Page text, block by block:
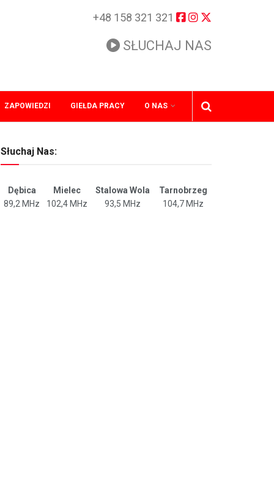
+48 158 321 321
SŁUCHAJ NAS
ZAPOWIEDZI GIEŁDA PRACY O NAS
Słuchaj Nas:
Dębica Mielec Stalowa Wola
Tarnobrzeg
89,2 MHz
102,4 MHz 93,5 MHz 104,7 MHz